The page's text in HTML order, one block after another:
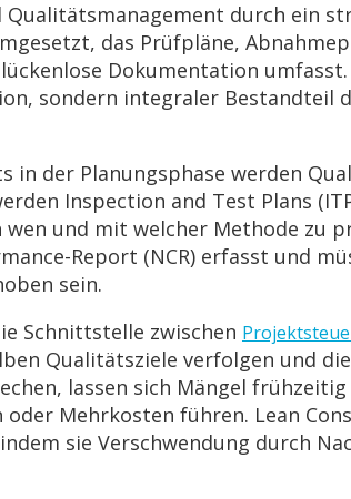
durch ein
das Prüfpläne,
Dokumentation
sondern integraler Bestandteil
in der Planungsphase werden
Inspection and Test Plans
und mit welcher Methode zu
Report (NCR) erfasst und
sein.
Schnittstelle zwischen
Qualitätsziele verfolgen und
lassen sich Mängel
oder Mehrkosten führen. Lean
sie Verschwendung durch